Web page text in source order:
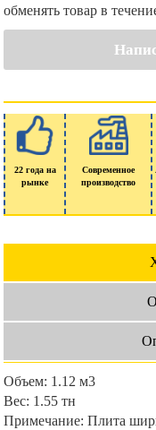
обменять товар в
22 года на
рынке
Современное
производство
Объем: 1.12 м3
Вес: 1.55 тн
Примечание: Плита